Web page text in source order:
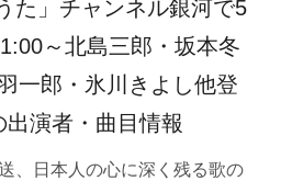
た」チャンネル銀河で5
～北島三郎・坂本冬
一郎・氷川きよし他登
演者・曲目情報
、日本人の心に深く残る歌の